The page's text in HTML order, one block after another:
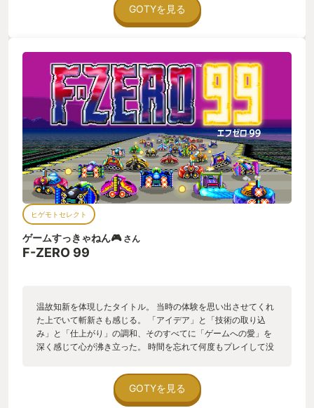
り、完走するだけならできなくはないな!と分かって心地よく遊
べるようになった。音楽最高! 今では難しいゲームという当初の
ども! ジョジョのエフッ!メガァッ!!好きな人にもオススメしやす
いスピンアタック要素があって素敵なF-ZERO99!(空中でぶつけ
られてショートカットはできなとは思いますけども!)
GOTYを見る
ヒゲモトセレクト
ゲームすっきゃねん🎮さん
F-ZERO 99
温故知新を体現したタイトル。 当時の体験を思い出させてくれ
た上でいて斬新さも感じる。 「アイデア」と「技術の取り込
み」と「仕上がり」の調和、そのすべてに「ゲームへの愛」を
深く感じて心が沸き立った。 時間を忘れて何度もプレイして没
ームってこんくらいがちょうどいいんだよな。」という気分の
時にぴったりなのも、このゲームのカッコよさなのだ。
GOTYを見る